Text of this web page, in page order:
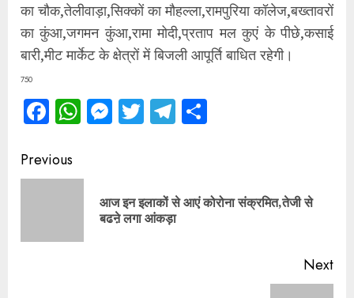
का चौक,तेलीवाड़ा,सिक्कों का मौहल्ला,रामपुरिया कॉलेज,बख्तावरों
का कुंआ,जगमन कुंआ,रामा मोदी,प्रताप मल कुएं के पीछे,कसाई
बारी,मीट मार्केट के क्षेत्रों में बिजली आपूर्ति बाधित रहेगी।
750
Facebook
WhatsApp
Messenger
TwitterTelegram
Continue
Reading
Previous
आज इन इलाकों से आएं कोरोना संक्रमित,तेजी से
बढऩे लगा आंकड़ा
Next